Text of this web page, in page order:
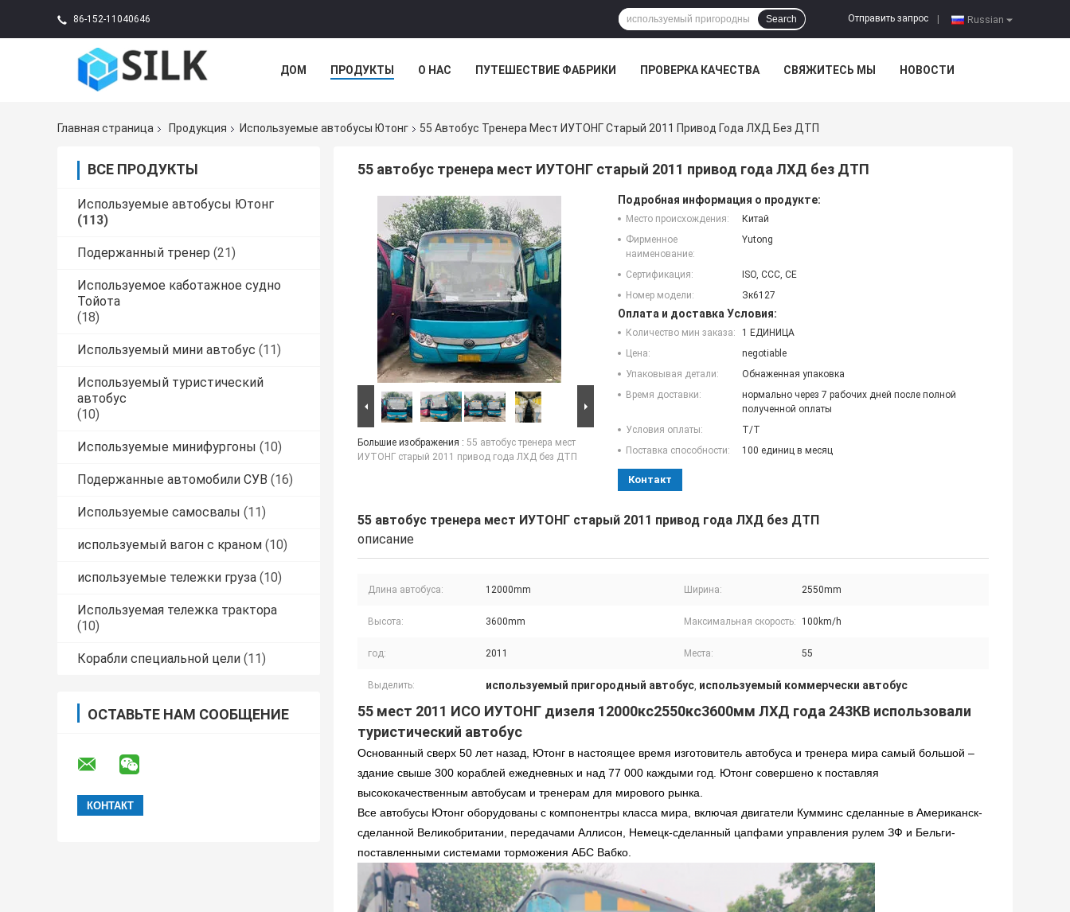
86-152-11040646 Russian
Отправить запрос
Search
ДОМ ПРОДУКТЫ О НАС ПУТЕШЕСТВИЕ ФАБРИКИ ПРОВЕРКА КАЧЕСТВА СВЯЖИТЕСЬ МЫ НОВОСТИ
Главная страница Продукция Используемые автобусы Ютонг 55 Автобус Тренера Мест ИУТОНГ Старый 2011 Привод Года ЛХД Без ДТП
ВСЕ ПРОДУКТЫ
Используемые автобусы Ютонг
(113)
Подержанный тренер (21)
Используемое каботажное судно
Тойота
(18)
Используемый мини автобус (11)
Используемый туристический
автобус
(10)
Используемые минифургоны (10)
Подержанные автомобили СУВ (16)
Используемые самосвалы (11)
используемый вагон с краном (10)
используемые тележки груза (10)
Используемая тележка трактора
(10)
Корабли специальной цели (11)
ОСТАВЬТЕ НАМ СООБЩЕНИЕ
55 автобус тренера мест ИУТОНГ старый 2011 привод года ЛХД без ДТП
Большие изображения : 55 автобус тренера мест
ИУТОНГ старый 2011 привод года ЛХД без ДТП
Подробная информация о продукте:
Место происхождения:
Китай
Фирменное
наименование:
Yutong
Сертификация:
ISO, CCC, CE
Номер модели:
Зк6127
Оплата и доставка Условия:
Количество мин заказа:
1 ЕДИНИЦА
Цена:
negotiable
Упаковывая детали:
Обнаженная упаковка
Время доставки:
нормально через 7 рабочих дней после полной
полученной оплаты
Условия оплаты:
T/T
Поставка способности:
100 единиц в месяц
Контакт
55 автобус тренера мест ИУТОНГ старый 2011 привод года ЛХД без ДТП
описание
Длина автобуса: 12000mm Ширина: 2550mm
Высота: 3600mm Максимальная скорость: 100km/h
год: 2011 Места: 55
Выделить: используемый пригородный автобус, используемый коммерчески автобус
55 мест 2011 ИСО ИУТОНГ дизеля 12000кс2550кс3600мм ЛХД года 243КВ использовали
туристический автобус
Основанный сверх 50 лет назад, Ютонг в настоящее время изготовитель автобуса и тренера мира самый большой –
здание свыше 300 кораблей ежедневных и над 77 000 каждыми год. Ютонг совершено к поставляя
высококачественным автобусам и тренерам для мирового рынка.
Все автобусы Ютонг оборудованы с компонентры класса мира, включая двигатели Кумминс сделанные в Американск-
сделанной Великобритании, передачами Аллисон, Немецк-сделанный цапфами управления рулем ЗФ и Бельги-
поставленными системами торможения АБС Вабко.